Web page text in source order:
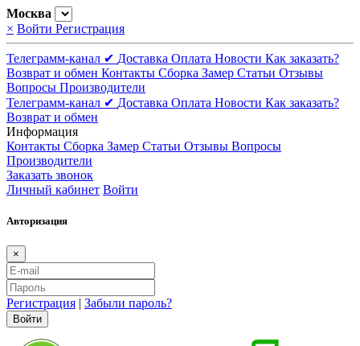
Москва
× Войти Регистрация
Телеграмм-канал ✔ Доставка Оплата Новости Как заказать?
Возврат и обмен Контакты Сборка Замер Статьи Отзывы
Вопросы Производители
Телеграмм-канал ✔ Доставка Оплата Новости Как заказать?
Возврат и обмен
Информация
Контакты Сборка Замер Статьи Отзывы Вопросы
Производители
Заказать звонок
Личный кабинет Войти
Авторизация
×
Регистрация | Забыли пароль?
Войти